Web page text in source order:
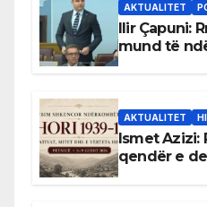
AKTUALITET
Ilir Çapuni:
mund të
AKTUALITET
Ismet Azizi:
qendër e